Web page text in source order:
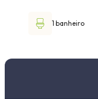
1 banheiro